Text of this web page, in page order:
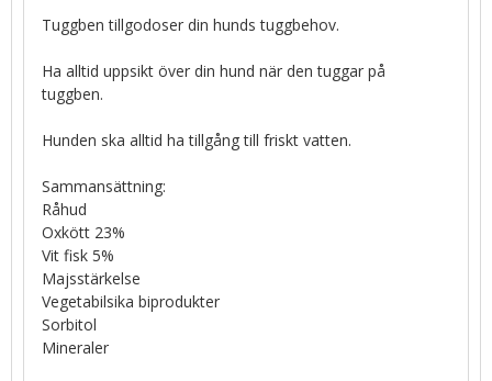
Tuggben tillgodoser din hunds tuggbehov.
Ha alltid uppsikt över din hund när den tuggar på
tuggben.
Hunden ska alltid ha tillgång till friskt vatten.
Sammansättning:
Råhud
Oxkött 23%
Vit fisk 5%
Majsstärkelse
Vegetabilsika biprodukter
Sorbitol
Mineraler